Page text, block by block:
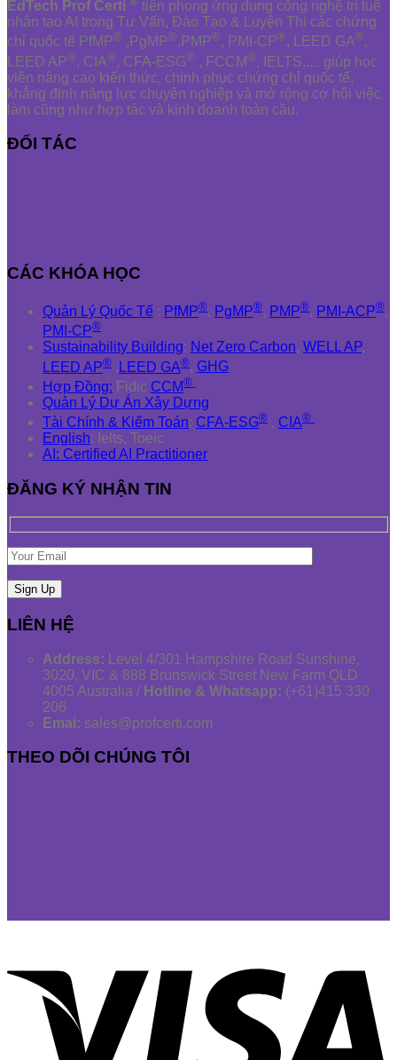
EdTech Prof Certi
tiên phong ứng dụng công nghệ trí tuệ
nhân tạo AI trong Tư Vấn, Đào Tạo & Luyện Thi các chứng
chỉ quốc tế PfMP® ,PgMP®,PMP®, PMI-CP®, LEED GA®,
LEED AP®, CIA®, CFA-ESG® , FCCM®, IELTS,.... giúp học
viên nâng cao kiến thức, chinh phục chứng chỉ quốc tế,
khẳng định năng lực chuyên nghiệp và mở rộng cơ hội việc
làm cũng như hợp tác và kinh doanh toàn cầu.
ĐỐI TÁC
CÁC KHÓA HỌC
Quản Lý Quốc Tế : PfMP®, PgMP®, PMP®, PMI-ACP®,
PMI-CP®
Sustainability Building: Net Zero Carbon, WELL AP,
LEED AP® , LEED GA®, GHG
Hợp Đồng: Fidic CCM®
Quản Lý Dự Án Xây Dựng
Tài Chính & Kiểm Toán: CFA-ESG® , CIA®
English: Ielts, Toeic
AI: Certified AI Practitioner
ĐĂNG KÝ NHẬN TIN
LIÊN HỆ
Address: Level 4/301 Hampshire Road Sunshine,
3020, VIC & 888 Brunswick Street New Farm QLD
4005 Australia / Hotline & Whatsapp: (+61)415 330
206
Emai: sales@profcerti.com
THEO DÕI CHÚNG TÔI